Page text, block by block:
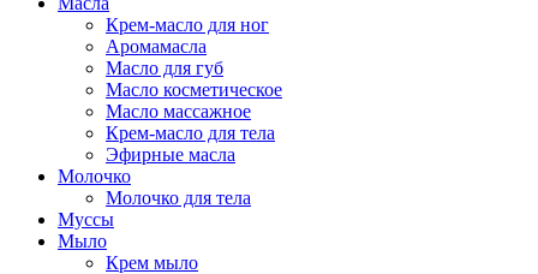
Крем-масло для ног
Аромамасла
Масло для губ
Масло косметическое
Масло массажное
Крем-масло для тела
Эфирные масла
Молочко
Молочко для тела
Муссы
Мыло
Крем мыло